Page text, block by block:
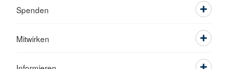
Spenden
Mitwirken